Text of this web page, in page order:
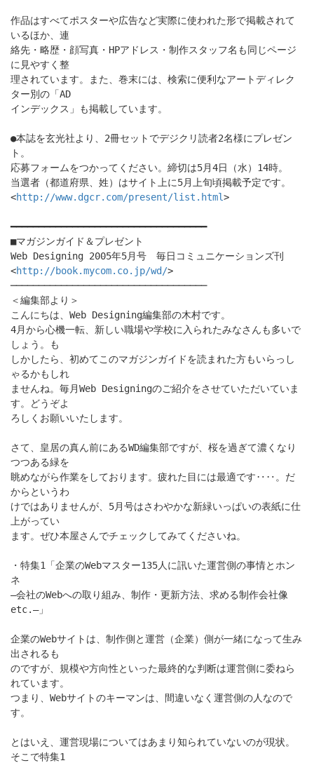
作品はすべてポスターや広告など実際に使われた形で掲載されて
いるほか、連
絡先・略歴・顔写真・HPアドレス・制作スタッフ名も同じページ
に見やすく整
理されています。また、巻末には、検索に便利なアートディレク
ター別の「AD
インデックス」も掲載しています。
●本誌を玄光社より、2冊セットでデジクリ読者2名様にプレゼン
ト。
応募フォームをつかってください。締切は5月4日（水）14時。
当選者（都道府県、姓）はサイト上に5月上旬頃掲載予定です。
<http://www.dgcr.com/present/list.html>
━━━━━━━━━━━━━━━━━━━━━━━━━━━━━━━━━━━
■マガジンガイド＆プレゼント
Web Designing 2005年5月号 毎日コミュニケーションズ刊
<http://book.mycom.co.jp/wd/>
───────────────────────────────────
＜編集部より＞
こんにちは、Web Designing編集部の木村です。
4月から心機一転、新しい職場や学校に入られたみなさんも多いで
しょう。も
しかしたら、初めてこのマガジンガイドを読まれた方もいらっし
ゃるかもしれ
ませんね。毎月Web Designingのご紹介をさせていただいていま
す。どうぞよ
ろしくお願いいたします。
さて、皇居の真ん前にあるWD編集部ですが、桜を過ぎて濃くなり
つつある緑を
眺めながら作業をしております。疲れた目には最適です‥‥。だ
からというわ
けではありませんが、5月号はさわやかな新緑いっぱいの表紙に仕
上がってい
ます。ぜひ本屋さんでチェックしてみてくださいね。
・特集1「企業のWebマスター135人に訊いた運営側の事情とホン
ネ
―会社のWebへの取り組み、制作・更新方法、求める制作会社像
etc.―」
企業のWebサイトは、制作側と運営（企業）側が一緒になって生み
出されるも
のですが、規模や方向性といった最終的な判断は運営側に委ねら
れています。
つまり、Webサイトのキーマンは、間違いなく運営側の人なので
す。
とはいえ、運営現場についてはあまり知られていないのが現状。
そこで特集1